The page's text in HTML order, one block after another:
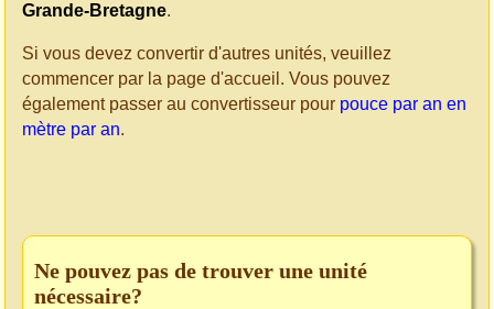
Grande-Bretagne.
Si vous devez convertir d'autres unités, veuillez
commencer par la page d'accueil. Vous pouvez
également passer au convertisseur pour pouce par an en
mètre par an.
Ne pouvez pas de trouver une unité
nécessaire?